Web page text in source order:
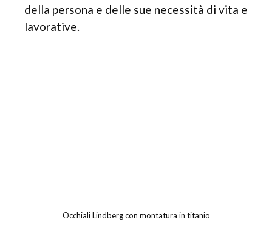
della persona e delle sue necessità di vita e
lavorative.
Occhiali Lindberg con montatura in titanio